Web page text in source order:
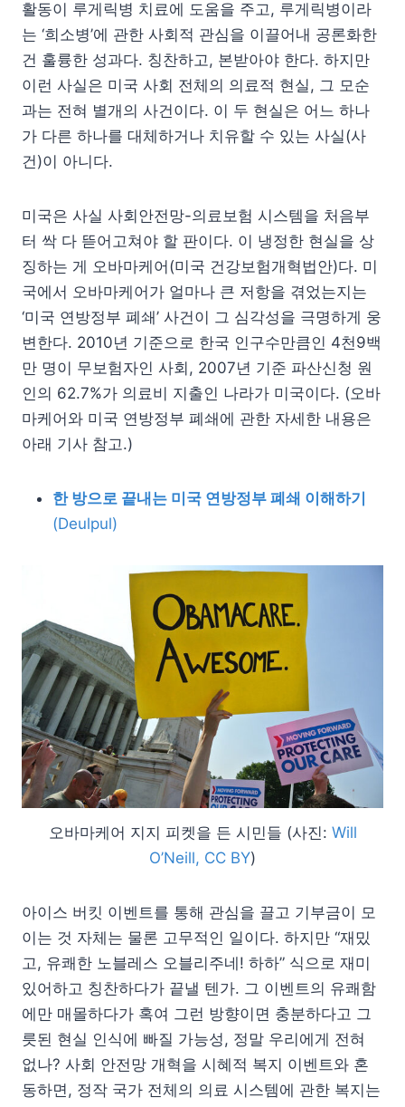
활동이 루게릭병 치료에 도움을 주고, 루게릭병이라
는 ‘희소병’에 관한 사회적 관심을 이끌어내 공론화한
건 훌륭한 성과다. 칭찬하고, 본받아야 한다. 하지만
이런 사실은 미국 사회 전체의 의료적 현실, 그 모순
과는 전혀 별개의 사건이다. 이 두 현실은 어느 하나
가 다른 하나를 대체하거나 치유할 수 있는 사실(사
건)이 아니다.
미국은 사실 사회안전망-의료보험 시스템을 처음부
터 싹 다 뜯어고쳐야 할 판이다. 이 냉정한 현실을 상
징하는 게 오바마케어(미국 건강보험개혁법안)다. 미
국에서 오바마케어가 얼마나 큰 저항을 겪었는지는
‘미국 연방정부 폐쇄’ 사건이 그 심각성을 극명하게 웅
변한다. 2010년 기준으로 한국 인구수만큼인 4천9백
만 명이 무보험자인 사회, 2007년 기준 파산신청 원
인의 62.7%가 의료비 지출인 나라가 미국이다. (오바
마케어와 미국 연방정부 폐쇄에 관한 자세한 내용은
아래 기사 참고.)
한 방으로 끝내는 미국 연방정부 폐쇄 이해하기
(Deulpul)
오바마케어 지지 피켓을 든 시민들 (사진: Will
O’Neill, CC BY)
아이스 버킷 이벤트를 통해 관심을 끌고 기부금이 모
이는 것 자체는 물론 고무적인 일이다. 하지만 “재밌
고, 유쾌한 노블레스 오블리주네! 하하” 식으로 재미
있어하고 칭찬하다가 끝낼 텐가. 그 이벤트의 유쾌함
에만 매몰하다가 혹여 그런 방향이면 충분하다고 그
릇된 현실 인식에 빠질 가능성, 정말 우리에게 전혀
없나? 사회 안전망 개혁을 시혜적 복지 이벤트와 혼
동하면, 정작 국가 전체의 의료 시스템에 관한 복지는